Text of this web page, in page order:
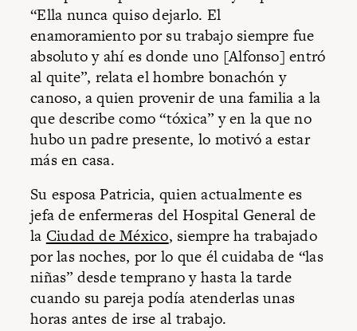
“Ella nunca quiso dejarlo. El
enamoramiento por su trabajo siempre fue
absoluto y ahí es donde uno [Alfonso] entró
al quite”, relata el hombre bonachón y
canoso, a quien provenir de una familia a la
que describe como “tóxica” y en la que no
hubo un padre presente, lo motivó a estar
más en casa.
Su esposa Patricia, quien actualmente es
jefa de enfermeras del Hospital General de
la Ciudad de México, siempre ha trabajado
por las noches, por lo que él cuidaba de “las
niñas” desde temprano y hasta la tarde
cuando su pareja podía atenderlas unas
horas antes de irse al trabajo.